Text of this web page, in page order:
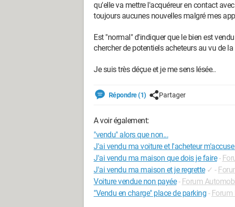
qu'elle va mettre l'acquéreur en contact
toujours aucunes nouvelles malgré mes
Est "normal" d'indiquer que le bien est
chercher de potentiels acheteurs au vu de
Je suis très déçue et je me sens lésée..
Répondre (1) Partager
A voir également:
"vendu" alors que non...
J'ai vendu ma voiture et l'acheteur
J'ai vendu ma maison que dois je faire -
J'ai vendu ma maison et je regrette ✓ -
Voiture vendue non payée - Forum
"Vendu en charge" place de parking - Forum